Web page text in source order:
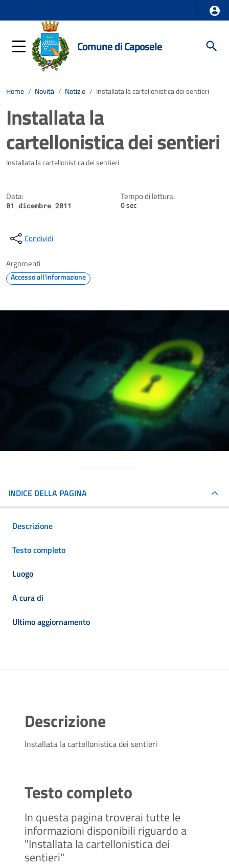
Comune di Caposele
Home / Novità / Notizie / Installata la cartellonistica dei sentieri
Installata la
cartellonistica dei sentieri
Dettagli della notizia
Installata la cartellonistica dei sentieri
Data:
01 dicembre 2011
Tempo di lettura:
0 sec
Condividi
Argomenti
Accesso all'informazione
INDICE DELLA PAGINA
Descrizione
Testo completo
Luogo
A cura di
Ultimo aggiornamento
Descrizione
Installata la cartellonistica dei sentieri
Testo completo
In questa pagina troverai tutte le
informazioni disponibili riguardo a
"Installata la cartellonistica dei
sentieri"